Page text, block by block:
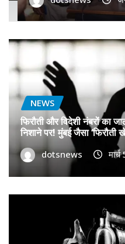
NEWS
फिरौती और विदेशी नंबरों का
निशाने पर! मुंबई जैसा ‘फिरौती
dotsnews